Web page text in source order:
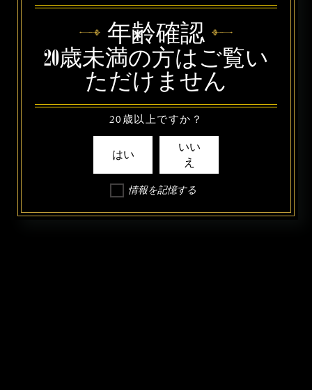
年齢確認
20歳未満の方はご覧い
ただけません
20歳以上ですか？
はい
いい
え
情報を記憶する